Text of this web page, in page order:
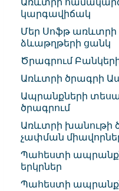
կարգավիճակ
Մեր Սոֆթ
ձևաթղթերի ցանկ
Ծրագրում
Առևտրի ծրագրի
Ապրանքների
ծրագրում
Առևտրի խանութի
չափման
Պահեստի
երկրներ
Պահեստի